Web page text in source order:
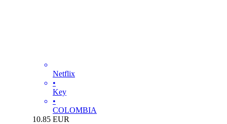
Netflix
•
Key
•
COLOMBIA
10.85 EUR